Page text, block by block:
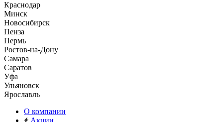
Краснодар
Минск
Новосибирск
Пенза
Пермь
Ростов-на-Дону
Самара
Саратов
Уфа
Ульяновск
Ярославль
О компании
Акции